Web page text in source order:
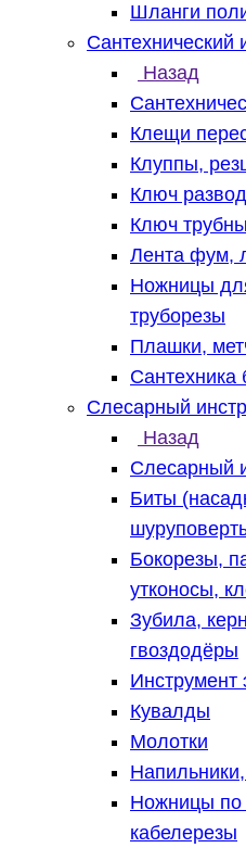
Шланги
Сантехнический
Назад
Клещи
Клуппы,
Ключ
Ключ
Лента фум,
Ножницы
труборезы
Плашки,
Сантехника
Слесарный
Назад
Слесарный
Биты
Бокорезы,
утконосы,
Зубила,
гвоздодёры
Инструмент
Кувалды
Молотки
Ножницы по
кабелерезы